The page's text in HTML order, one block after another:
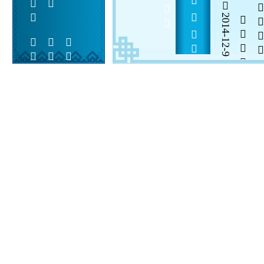
  
2014-12-9